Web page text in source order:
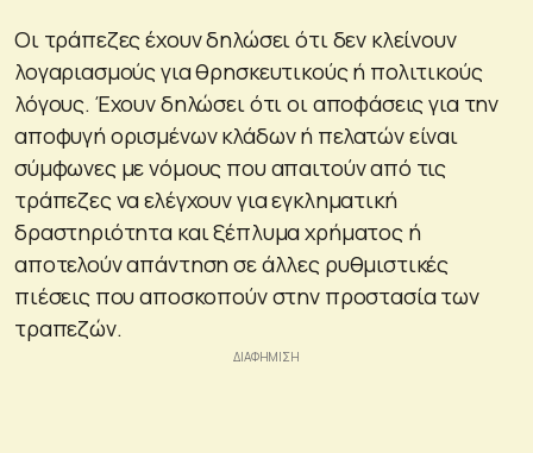
Οι τράπεζες έχουν δηλώσει ότι δεν κλείνουν
λογαριασμούς για θρησκευτικούς ή πολιτικούς
λόγους. Έχουν δηλώσει ότι οι αποφάσεις για την
αποφυγή ορισμένων κλάδων ή πελατών είναι
σύμφωνες με νόμους που απαιτούν από τις
τράπεζες να ελέγχουν για εγκληματική
δραστηριότητα και ξέπλυμα χρήματος ή
αποτελούν απάντηση σε άλλες ρυθμιστικές
πιέσεις που αποσκοπούν στην προστασία των
τραπεζών.